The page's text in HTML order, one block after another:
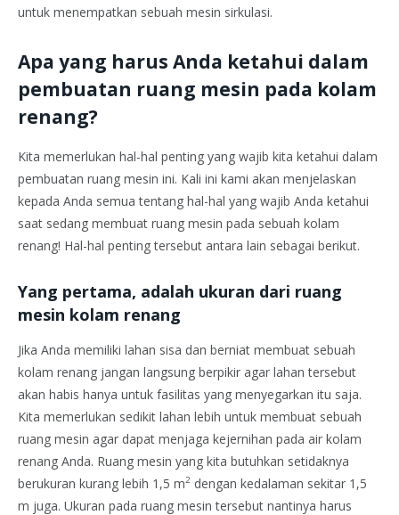
untuk menempatkan sebuah mesin sirkulasi.
Apa yang harus Anda ketahui dalam
pembuatan ruang mesin pada kolam
renang?
Kita memerlukan hal-hal penting yang wajib kita ketahui dalam
pembuatan ruang mesin ini. Kali ini kami akan menjelaskan
kepada Anda semua tentang hal-hal yang wajib Anda ketahui
saat sedang membuat ruang mesin pada sebuah kolam
renang! Hal-hal penting tersebut antara lain sebagai berikut.
Yang pertama, adalah ukuran dari ruang
mesin kolam renang
Jika Anda memiliki lahan sisa dan berniat membuat sebuah
kolam renang jangan langsung berpikir agar lahan tersebut
akan habis hanya untuk fasilitas yang menyegarkan itu saja.
Kita memerlukan sedikit lahan lebih untuk membuat sebuah
ruang mesin agar dapat menjaga kejernihan pada air kolam
renang Anda. Ruang mesin yang kita butuhkan setidaknya
berukuran kurang lebih 1,5 m2 dengan kedalaman sekitar 1,5
m juga. Ukuran pada ruang mesin tersebut nantinya harus